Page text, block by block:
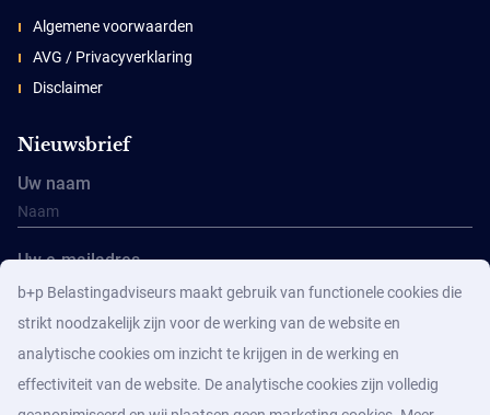
Algemene voorwaarden
AVG / Privacyverklaring
Disclaimer
Nieuwsbrief
Uw naam
Uw e-mailadres
b+p Belastingadviseurs maakt gebruik van functionele cookies die
strikt noodzakelijk zijn voor de werking van de website en
analytische cookies om inzicht te krijgen in de werking en
effectiviteit van de website. De analytische cookies zijn volledig